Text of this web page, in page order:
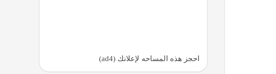
احجز هذه المساحه لإعلانك (ad4)